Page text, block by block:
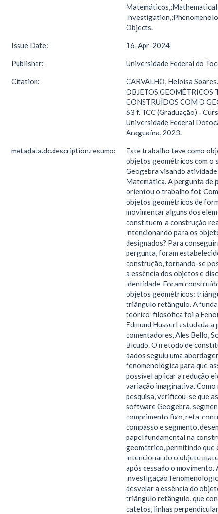
Matemáticos,;Mathematical
Objects.
Issue Date: 16-Apr-2024
Publisher: Universidade Federal do
Citation:
CARVALHO, Heloisa
OBJETOS GEOMÉTRICOS
CONSTRUÍDOS COM O
63 f. TCC (Graduação) -
Universidade Federal
Araguaína, 2023.
metadata.dc.description.resumo:
Este trabalho teve como
objetos geométricos com o
Geogebra visando
Matemática. A pergunta de
orientou o trabalho foi:
objetos geométricos de
movimentar alguns dos
constituem, a construção
intencionando para os
designados? Para
pergunta, foram
construção, tornando-se
a essência dos objetos e
identidade. Foram
objetos geométricos:
triângulo retângulo. A
teórico-filosófica foi a
Edmund Husserl estudada a
comentadores, Ales Bello,
Bicudo. O método de
dados seguiu uma
fenomenológica para que
possível aplicar a redução
variação imaginativa. Como
pesquisa, verificou-se que
software Geogebra,
comprimento fixo, reta,
compasso e segmento,
papel fundamental na
geométrico, permitindo que
intencionando o objeto
após cessado o movimento.
investigação
desvelar a essência do
triângulo retângulo, que
catetos, linhas